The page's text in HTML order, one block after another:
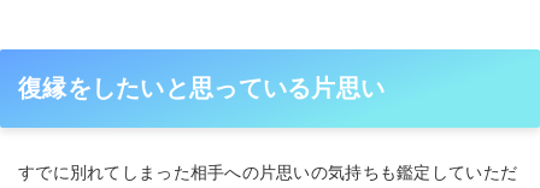
復縁をしたいと思っている片思い
すでに別れてしまった相手への片思いの気持ちも鑑定していただ